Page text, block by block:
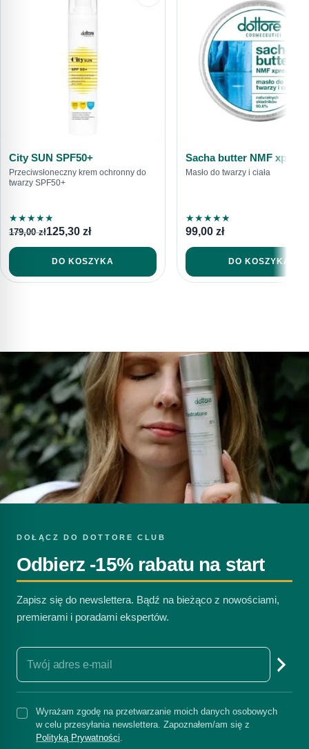
616792520
City SUN SPF50+
Przeciwsłoneczny krem ochronny do
twarzy SPF50+
★★★★★
179,00zł125,30 zł
DO KOSZYKA
Sacha butter NMF xpress
Masło do twarzy i ciała
★★★★★
99,00 zł
DO KOSZYKA
DOŁĄCZ DO DOTTORE CLUB
Odbierz -15% rabatu na start
Zapisz się do newslettera. Bądź na bieżąco z nowościami,
premierami i poradami ekspertów.
Wyrażam zgodę na przetwarzanie moich danych osobowych
w celu przesyłania newslettera. Zapoznałem/am się z
Polityką Prywatności.